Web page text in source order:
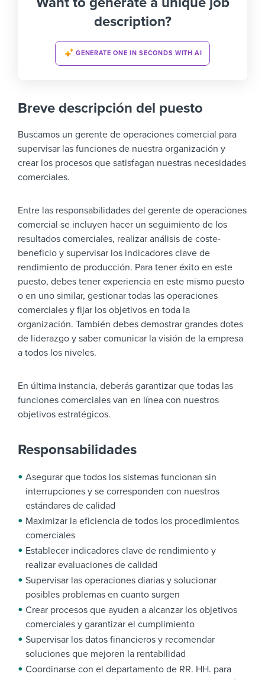
description?
GENERATE ONE IN SECONDS WITH AI
Breve descripción del puesto
Buscamos un gerente de operaciones comercial para
supervisar las funciones de nuestra organización y
crear los procesos que satisfagan nuestras necesidades
comerciales.
Entre las responsabilidades del gerente de operaciones
comercial se incluyen hacer un seguimiento de los
resultados comerciales, realizar análisis de coste-
beneficio y supervisar los indicadores clave de
rendimiento de producción. Para tener éxito en este
puesto, debes tener experiencia en este mismo puesto
o en uno similar, gestionar todas las operaciones
comerciales y fijar los objetivos en toda la
organización. También debes demostrar grandes dotes
de liderazgo y saber comunicar la visión de la empresa
a todos los niveles.
En última instancia, deberás garantizar que todas las
funciones comerciales van en línea con nuestros
objetivos estratégicos.
Responsabilidades
Asegurar que todos los sistemas funcionan sin
interrupciones y se corresponden con nuestros
estándares de calidad
Maximizar la eficiencia de todos los procedimientos
comerciales
Establecer indicadores clave de rendimiento y
realizar evaluaciones de calidad
Supervisar las operaciones diarias y solucionar
posibles problemas en cuanto surgen
Crear procesos que ayuden a alcanzar los objetivos
comerciales y garantizar el cumplimiento
Supervisar los datos financieros y recomendar
soluciones que mejoren la rentabilidad
Coordinarse con el departamento de RR. HH. para